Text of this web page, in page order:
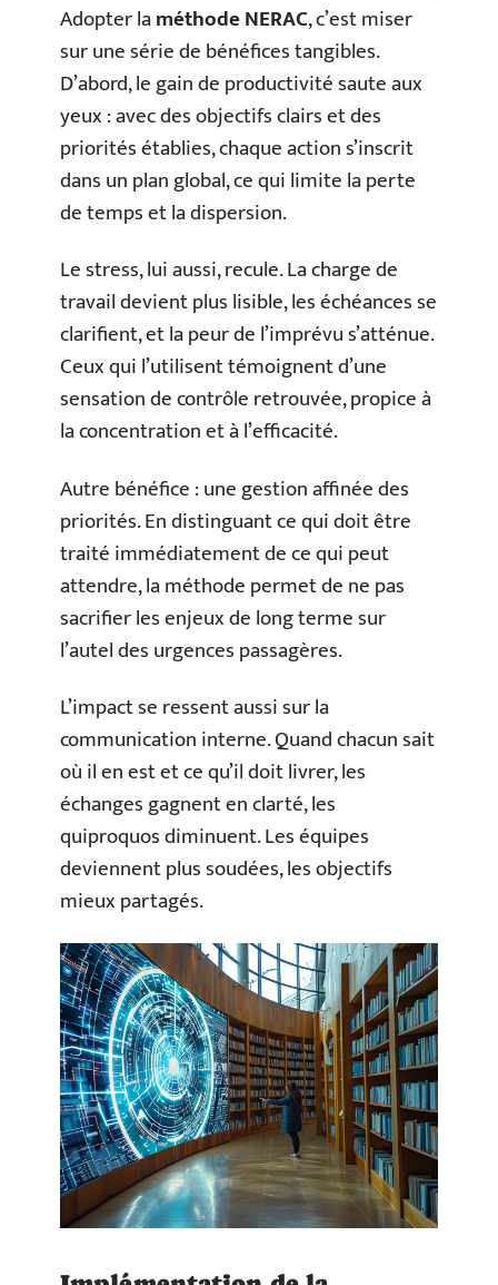
Adopter laméthode NERAC, c’est miser
sur une série de bénéfices tangibles.
D’abord, le gain de productivité saute aux
yeux : avec des objectifs clairs et des
priorités établies, chaque action s’inscrit
dans un plan global, ce qui limite la perte
de temps et la dispersion.
Le stress, lui aussi, recule. La charge de
travail devient plus lisible, les échéances se
clarifient, et la peur de l’imprévu s’atténue.
Ceux qui l’utilisent témoignent d’une
sensation de contrôle retrouvée, propice à
la concentration et à l’efficacité.
Autre bénéfice : une gestion affinée des
priorités. En distinguant ce qui doit être
traité immédiatement de ce qui peut
attendre, la méthode permet de ne pas
sacrifier les enjeux de long terme sur
l’autel des urgences passagères.
L’impact se ressent aussi sur la
communication interne. Quand chacun sait
où il en est et ce qu’il doit livrer, les
échanges gagnent en clarté, les
quiproquos diminuent. Les équipes
deviennent plus soudées, les objectifs
mieux partagés.